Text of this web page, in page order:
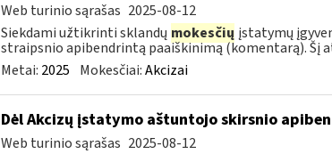
Web turinio sąrašas 2025-08-12
Siekdami užtikrinti sklandų mokesčių įstatymų
straipsnio apibendrintą paaiškinimą (komentarą). Šį
Metai: 2025 Mokesčiai:Akcizai
Dėl Akcizų įstatymo aštuntojo skirsnio
Web turinio sąrašas 2025-08-12